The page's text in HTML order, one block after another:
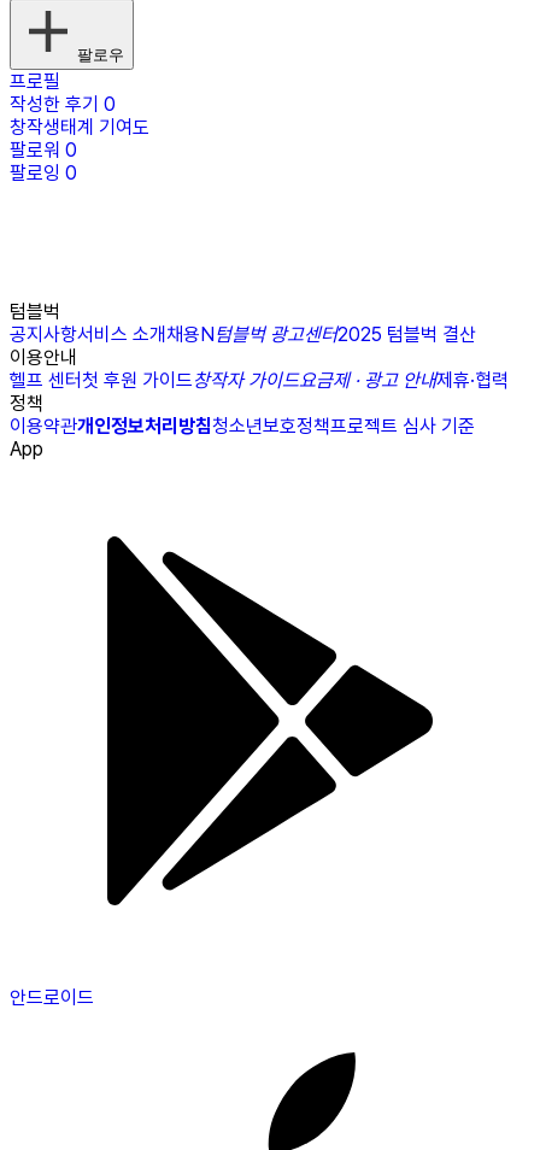
팔로우
프로필
작성한 후기 0
창작생태계 기여도
팔로워 0
팔로잉 0
텀블벅
공지사항서비스 소개채용N텀블벅 광고센터2025 텀블벅 결산
이용안내
헬프 센터첫 후원 가이드창작자 가이드요금제 · 광고 안내제휴·협력
정책
이용약관개인정보처리방침청소년보호정책프로젝트 심사 기준
App
안드로이드